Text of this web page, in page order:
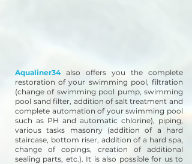
Aqualiner34also offers you the complete
restoration of your swimming pool, filtration
(change of swimming pool pump, swimming
pool sand filter, addition of salt treatment and
complete automation of your swimming pool
such as PH and automatic chlorine), piping,
various tasks masonry (addition of a hard
staircase, bottom riser, addition of a hard spa,
change of copings, creation of additional
sealing parts, etc.). It is also possible for us to